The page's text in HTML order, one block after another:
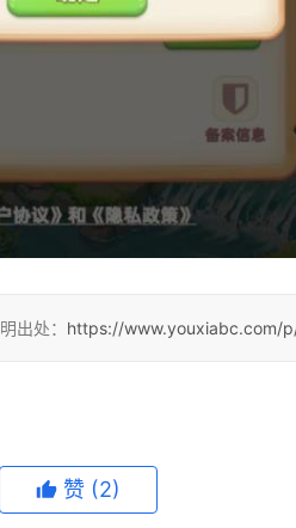
出处： https://www.youxiabc.com/
赞 (2)